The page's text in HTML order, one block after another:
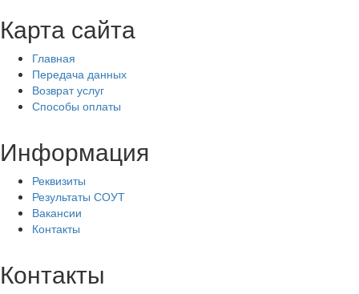
Карта сайта
Главная
Передача данных
Возврат услуг
Способы оплаты
Информация
Реквизиты
Результаты СОУТ
Вакансии
Контакты
Контакты